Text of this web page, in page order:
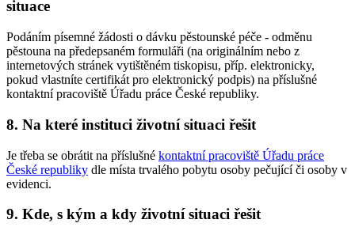
situace
Podáním písemné žádosti o dávku pěstounské péče - odměnu
pěstouna na předepsaném formuláři (na originálním nebo z
internetových stránek vytištěném tiskopisu, příp. elektronicky,
pokud vlastníte certifikát pro elektronický podpis) na příslušné
kontaktní pracoviště Úřadu práce České republiky.
8. Na které instituci životní situaci řešit
Je třeba se obrátit na příslušné kontaktní pracoviště Úřadu práce
České republiky dle místa trvalého pobytu osoby pečující či osoby v
evidenci.
9. Kde, s kým a kdy životní situaci řešit